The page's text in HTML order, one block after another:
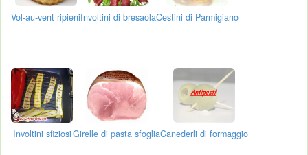
Vol-au-vent ripieniInvoltini di bresaolaCestini di Parmigiano
Involtini sfiziosiGirelle di pasta sfogliaCanederli di formaggio